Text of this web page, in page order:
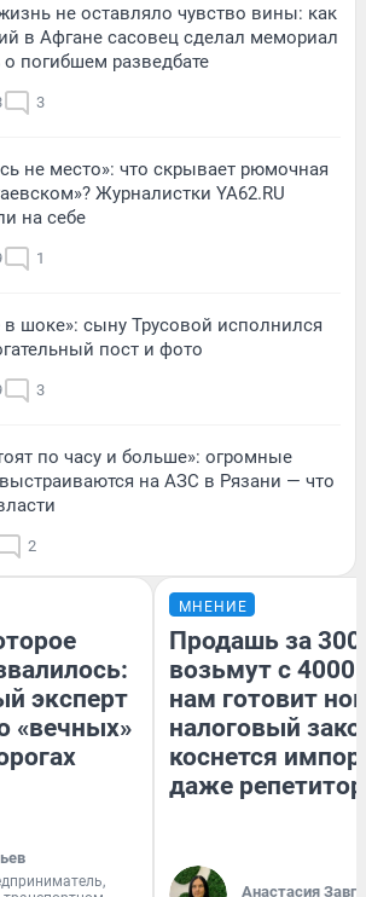
не оставляло чувство вины: как
в Афгане сасовец сделал мемориал
о погибшем разведбате
3
не место»: что скрывает рюмочная
Журналистки YA62.RU
на себе
1
в шоке»: сыну Трусовой исполнился
пост и фото
3
по часу и больше»: огромные
на АЗС в Рязани — что
2
эксперт
«вечных»
МНЕНИЕ
Продашь за
возьмут с
нам готовит
налоговый
коснется
даже
Анастасия